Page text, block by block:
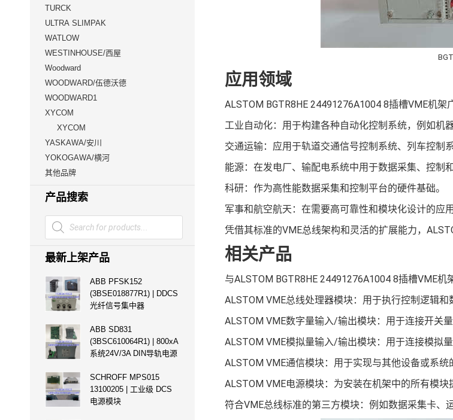
应用领域
ALSTOM BGTR8HE 24491276A1004 8插槽VME机
工业自动化：用于构建各种自动化控制系统，例如机
交通运输：应用于轨道交通信号控制系统、列车控制系
能源：在发电厂、输配电系统中用于数据采集、控制和
科研：作为高性能数据采集和控制平台的硬件基础。
军事和航空航天：在需要高可靠性和模块化设计的应用
凭借其标准的VME总线架构和灵活的扩展能力，
相关产品
与ALSTOM BGTR8HE 24491276A1004 8插槽VME机
ALSTOM VME总线处理器模块：用于执行控制逻辑和
ALSTOM VME数字量输入/输出模块：用于连接开关量
ALSTOM VME模拟量输入/输出模块：用于连接模拟量
ALSTOM VME通信模块：用于实现与其他设备或系统
ALSTOM VME电源模块：为安装在机架中的所有模块
符合VME总线标准的第三方模块：例如数据采集卡、
TURCK
ULTRA SLIMPAK
WATLOW
WESTINHOUSE/西屋
Woodward
WOODWARD/伍德沃德
WOODWARD1
XYCOM
XYCOM
YASKAWA/安川
YOKOGAWA/横河
其他品牌
产品搜索
Products
search
最新上架产品
ABB PFSK152
(3BSE018877R1) | DDCS
光纤信号集中器
ABB SD831
(3BSC610064R1) | 800xA
系统24V/3A DIN导轨电源
SCHROFF MPS015
13100205 | 工业级 DCS
电源模块